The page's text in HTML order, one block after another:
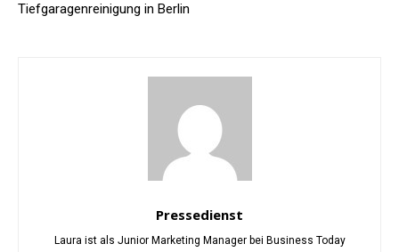
Tiefgaragenreinigung in Berlin
Pressedienst
Laura ist als Junior Marketing Manager bei Business Today